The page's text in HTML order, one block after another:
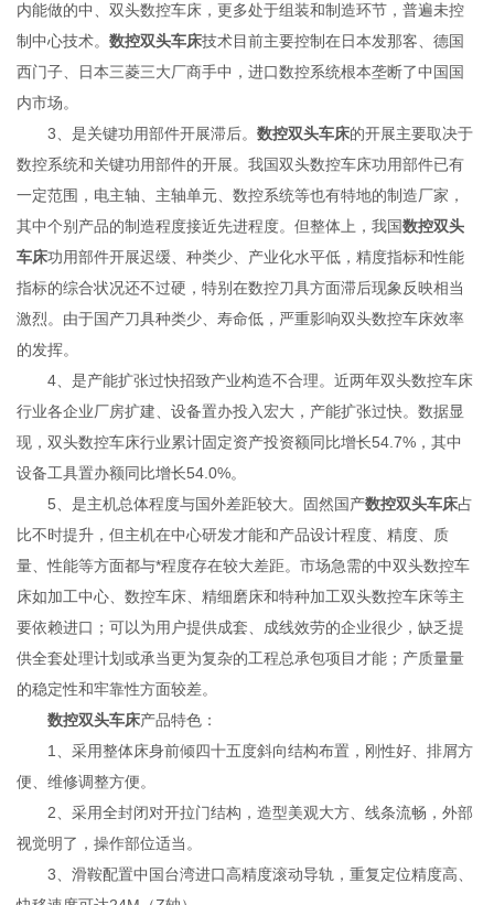
内能做的中、双头数控车床，更多处于组装和制造环节，普遍未控
制中心技术。数控双头车床技术目前主要控制在日本发那客、德国
西门子、日本三菱三大厂商手中，进口数控系统根本垄断了中国国
内市场。
3、是关键功用部件开展滞后。数控双头车床的开展主要取决于
数控系统和关键功用部件的开展。我国双头数控车床功用部件已有
一定范围，电主轴、主轴单元、数控系统等也有特地的制造厂家，
其中个别产品的制造程度接近先进程度。但整体上，我国数控双头
车床功用部件开展迟缓、种类少、产业化水平低，精度指标和性能
指标的综合状况还不过硬，特别在数控刀具方面滞后现象反映相当
激烈。由于国产刀具种类少、寿命低，严重影响双头数控车床效率
的发挥。
4、是产能扩张过快招致产业构造不合理。近两年双头数控车床
行业各企业厂房扩建、设备置办投入宏大，产能扩张过快。数据显
现，双头数控车床行业累计固定资产投资额同比增长54.7%，其中
设备工具置办额同比增长54.0%。
5、是主机总体程度与国外差距较大。固然国产数控双头车床占
比不时提升，但主机在中心研发才能和产品设计程度、精度、质
量、性能等方面都与*程度存在较大差距。市场急需的中双头数控车
床如加工中心、数控车床、精细磨床和特种加工双头数控车床等主
要依赖进口；可以为用户提供成套、成线效劳的企业很少，缺乏提
供全套处理计划或承当更为复杂的工程总承包项目才能；产质量量
的稳定性和牢靠性方面较差。
数控双头车床产品特色：
1、采用整体床身前倾四十五度斜向结构布置，刚性好、排屑方
便、维修调整方便。
2、采用全封闭对开拉门结构，造型美观大方、线条流畅，外部
视觉明了，操作部位适当。
3、滑鞍配置中国台湾进口高精度滚动导轨，重复定位精度高、